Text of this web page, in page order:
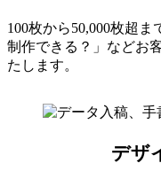
100枚から50,000枚超
制作できる？」などお
たします。
デザ